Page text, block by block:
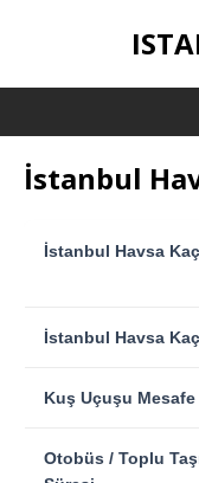
İstanbul
İstanbul Havsa
İstanbul Havsa
Kuş Uçuşu Mesafe
Otobüs / Toplu